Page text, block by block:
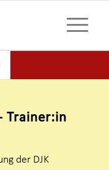
Trainer:in
der DJK